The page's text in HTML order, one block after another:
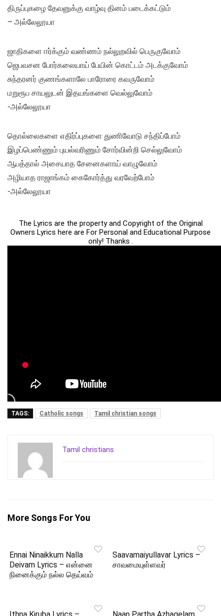
திருப்புகழை தேவனுக்கு வாழ்வு தினம் படைக்கட்டும்
– அல்லேலூயா
ஜாதிகளை ஈர்க்கும் வண்ணம் நல்லுறவில் பெருகுவோம்
ஜெபவசன போர்கலையாய் பேயின் கொட்டம் அடக்குவோம்
சுந்தரனர் குணங்களாலே பாரோரை கவருவோம்
மறுரூப சாயலுடன் இதயங்களை வெல்லுவோம்
-அல்லேலூயா
தொல்லைகளை எதிர்ப்புகளை துணிவோடு சந்திப்போம்
இழப்பெண்ணும் புயல்வரிணும் சோர்வின்றி செல்லுவோம்
ஆபத்தால் அசையாத சேனைகளாய் வாழுவோம்
அழியாத ராஜாங்கம் கைகோர்த்து வரவேற்போம்
-அல்லேலூயா
The Lyrics are the property and Copyright of the Original
Owners Lyrics here are For Personal and Educational Purpose
only! Thanks .
TAGS: Catholic songs Tamil christian songs
Tamil christians
More Songs For You
Ennai Ninaikkum Nalla
Deivam Lyrics – என்னை
நினைக்கும் நல்ல தெய்வம்
Saavamaiyullavar Lyrics –
சாவமையுள்ளவர்